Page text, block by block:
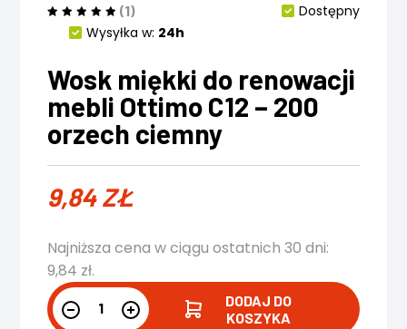
(1)
Dostępny
Wysyłka w: 24h
Wosk miękki do renowacji
mebli Ottimo C12 – 200
orzech ciemny
9,84ZŁ
Najniższa cena w ciągu ostatnich 30 dni:
9,84 zł.
DODAJ DO
KOSZYKA